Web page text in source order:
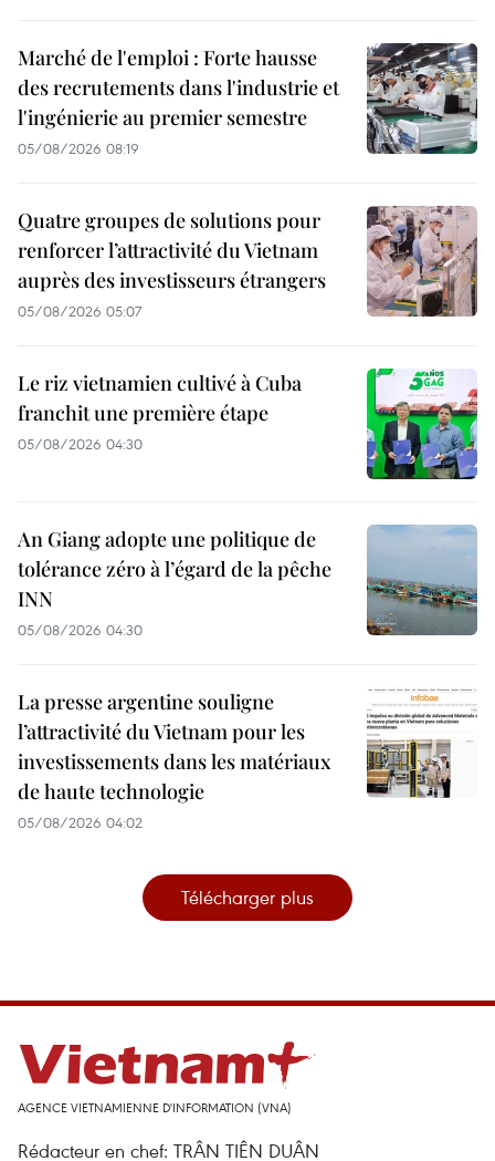
Marché de l'emploi : Forte hausse
des recrutements dans l'industrie et
l'ingénierie au premier semestre
05/08/2026 08:19
Quatre groupes de solutions pour
renforcer l’attractivité du Vietnam
auprès des investisseurs étrangers
05/08/2026 05:07
Le riz vietnamien cultivé à Cuba
franchit une première étape
05/08/2026 04:30
An Giang adopte une politique de
tolérance zéro à l’égard de la pêche
INN
05/08/2026 04:30
La presse argentine souligne
l’attractivité du Vietnam pour les
investissements dans les matériaux
de haute technologie
05/08/2026 04:02
Télécharger plus
AGENCE VIETNAMIENNE D'INFORMATION (VNA)
Rédacteur en chef: TRÂN TIÊN DUÂN